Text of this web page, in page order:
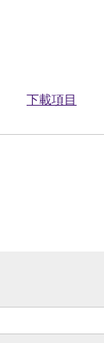
下載項目